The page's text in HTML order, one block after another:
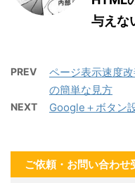
与えな
PREV
ページ表示速度
の簡単な見方
NEXT Google＋ボタン
ご依頼・お問い合わせ